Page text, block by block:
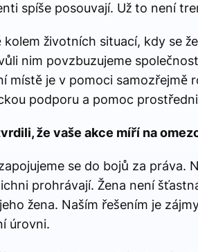
spíše posouvají. Už to není
životních situací, kdy se
nim povzbuzujeme
místě je v pomoci samozřejmě
podporu a pomoc
že vaše akce míří na
se do bojů za práva.
prohrávají. Žena není
žena. Naším řešením je
úrovni.